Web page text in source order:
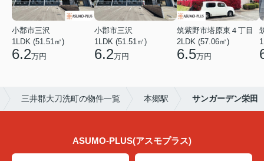
小郡市三沢
1LDK (51.51㎡)
6.2万円
小郡市三沢
1LDK (51.51㎡)
6.2万円
筑紫野市塔原東４丁目
2LDK (57.06㎡)
6.5万円
三井郡大刀洗町の物件一覧 本郷駅 サンガーデン栄田
ASUMO-PLUS(アスモプラス)